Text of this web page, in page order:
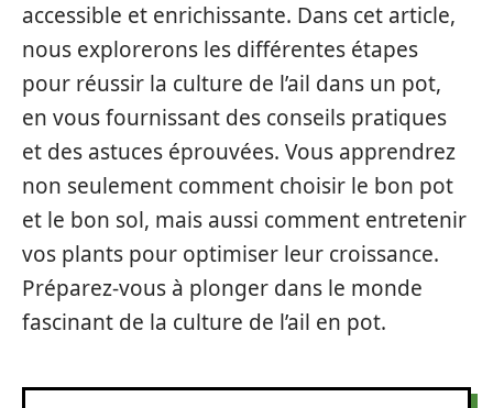
accessible et enrichissante. Dans cet article,
nous explorerons les différentes étapes
pour réussir la culture de l’ail dans un pot,
en vous fournissant des conseils pratiques
et des astuces éprouvées. Vous apprendrez
non seulement comment choisir le bon pot
et le bon sol, mais aussi comment entretenir
vos plants pour optimiser leur croissance.
Préparez-vous à plonger dans le monde
fascinant de la culture de l’ail en pot.